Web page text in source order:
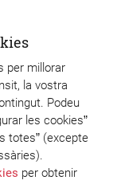
per millorar
la vostra
Podeu
les cookies”
totes” (excepte
per obtenir